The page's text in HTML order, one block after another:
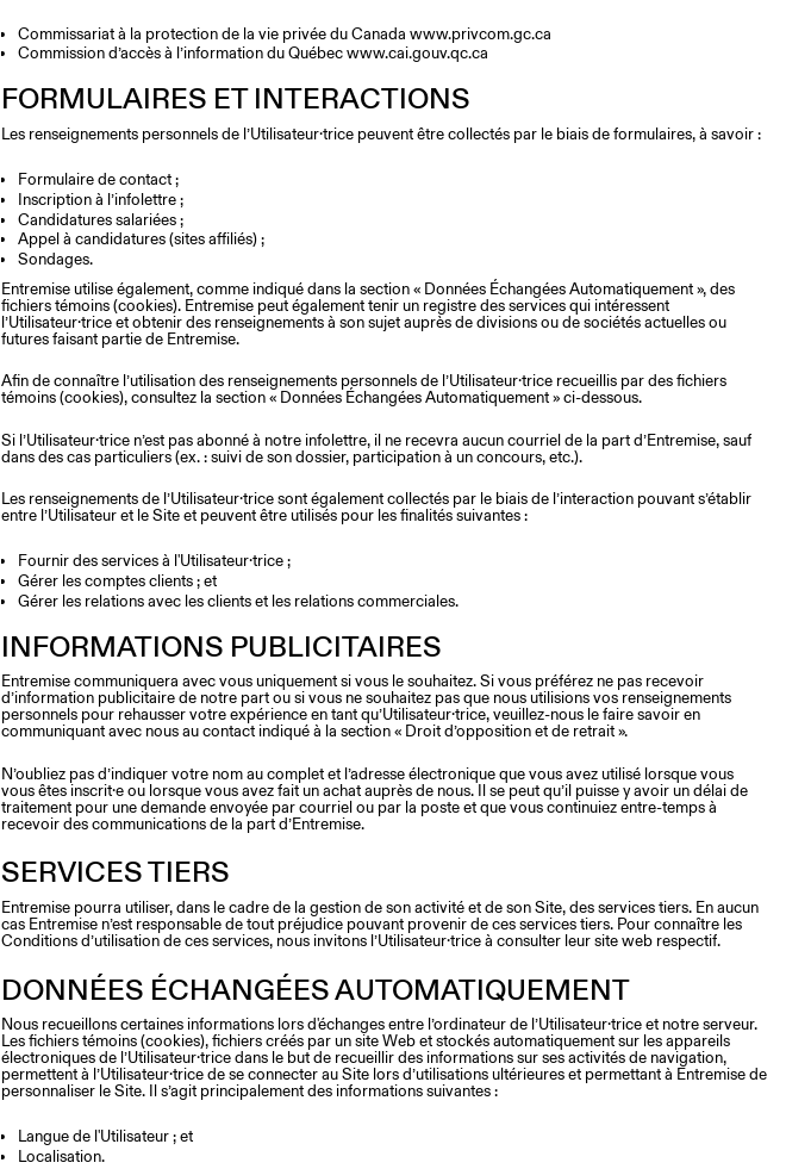
Commissariat à la protection de la vie privée du Canada www.privcom.gc.ca
Commission d’accès à l’information du Québecwww.cai.gouv.qc.ca
FORMULAIRES ET INTERACTIONS
Les renseignements personnels de l’Utilisateur·trice peuvent être collectés par le biais de formulaires, à savoir :
Formulaire de contact ;
Inscription à l’infolettre ;
Candidatures salariées ;
Appel à candidatures (sites affiliés) ;
Sondages.
Entremise utilise également, comme indiqué dans la section « Données Échangées Automatiquement », des
fichiers témoins (cookies). Entremise peut également tenir un registre des services qui intéressent
l’Utilisateur·trice et obtenir des renseignements à son sujet auprès de divisions ou de sociétés actuelles ou
futures faisant partie de Entremise.
Afin de connaître l’utilisation des renseignements personnels de l’Utilisateur·trice recueillis par des fichiers
témoins (cookies), consultez la section « Données Échangées Automatiquement » ci-dessous.
Si l’Utilisateur·trice n’est pas abonné à notre infolettre, il ne recevra aucun courriel de la part d’Entremise, sauf
dans des cas particuliers (ex. : suivi de son dossier, participation à un concours, etc.).
Les renseignements de l’Utilisateur·trice sont également collectés par le biais de l’interaction pouvant s’établir
entre l’Utilisateur et le Site et peuvent être utilisés pour les finalités suivantes :
Fournir des services à l'Utilisateur·trice ;
Gérer les comptes clients ; et
Gérer les relations avec les clients et les relations commerciales.
INFORMATIONS PUBLICITAIRES
Entremise communiquera avec vous uniquement si vous le souhaitez. Si vous préférez ne pas recevoir
d’information publicitaire de notre part ou si vous ne souhaitez pas que nous utilisions vos renseignements
personnels pour rehausser votre expérience en tant qu’Utilisateur·trice, veuillez-nous le faire savoir en
communiquant avec nous au contact indiqué à la section « Droit d’opposition et de retrait ».
N’oubliez pas d’indiquer votre nom au complet et l’adresse électronique que vous avez utilisé lorsque vous
vous êtes inscrit·e ou lorsque vous avez fait un achat auprès de nous. Il se peut qu’il puisse y avoir un délai de
traitement pour une demande envoyée par courriel ou par la poste et que vous continuiez entre-temps à
recevoir des communications de la part d’Entremise.
SERVICES TIERS
Entremise pourra utiliser, dans le cadre de la gestion de son activité et de son Site, des services tiers. En aucun
cas Entremise n’est responsable de tout préjudice pouvant provenir de ces services tiers. Pour connaître les
Conditions d’utilisation de ces services, nous invitons l’Utilisateur·trice à consulter leur site web respectif.
DONNÉES ÉCHANGÉES AUTOMATIQUEMENT
Nous recueillons certaines informations lors d'échanges entre l’ordinateur de l’Utilisateur·trice et notre serveur.
Les fichiers témoins (cookies), fichiers créés par un site Web et stockés automatiquement sur les appareils
électroniques de l’Utilisateur·trice dans le but de recueillir des informations sur ses activités de navigation,
permettent à l’Utilisateur·trice de se connecter au Site lors d’utilisations ultérieures et permettant à Entremise de
personnaliser le Site. Il s’agit principalement des informations suivantes :
Langue de l'Utilisateur ; et
Localisation.